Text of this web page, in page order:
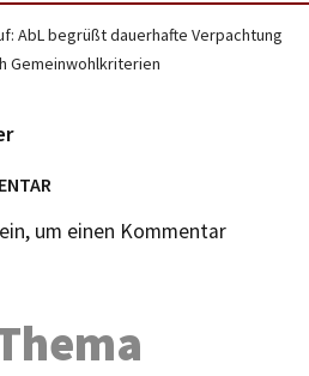
AbL begrüßt dauerhafte Verpachtung
Gemeinwohlkriterien
um einen Kommentar